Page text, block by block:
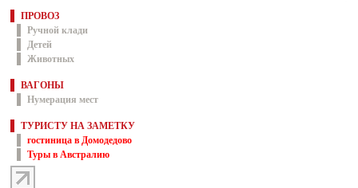
ПРОВОЗ
Ручной клади
Детей
Животных
ВАГОНЫ
Нумерация мест
ТУРИСТУ НА ЗАМЕТКУ
гостиница в Домодедово
Туры в Австралию